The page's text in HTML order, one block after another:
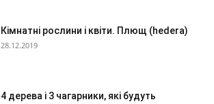
Кімнатні рослини і квіти. Плющ (hedera)
28.12.2019
4 дерева і 3 чагарники, які будуть